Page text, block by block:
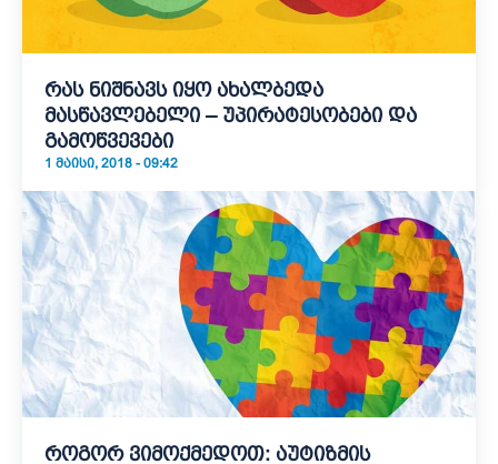
რას ნიშნავს იყო ახალბედა
მასწავლებელი – უპირატესობები და
გამოწვევები
1 ᲛᲐᲘᲡᲘ, 2018 - 09:42
როგორ ვიმოქმედოთ: აუტიზმის